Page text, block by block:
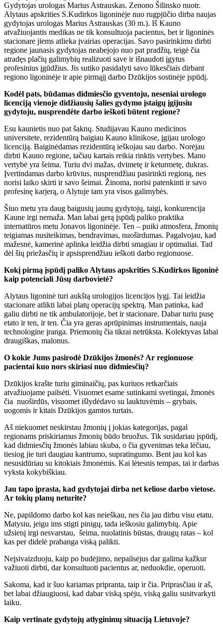
Gydytojas urologas Marius Astrauskas. Zenono Šilinsko nuotr.
Alytaus apskrities S.Kudirkos ligoninėje nuo rugpjūčio dirba naujas
gydytojas urologas Marius Astrauskas (30 m.). Iš Kauno
atvažiuojantis medikas ne tik konsultuoja pacientus, bet ir ligoninės
stacionare jiems atlieka įvairias operacijas. Savo pasirinkimu dirbti
regione jaunasis gydytojas neabejojo nuo pat pradžių, teigė čia
atradęs plačių galimybių realizuoti save ir išnaudoti įgytus
profesinius įgūdžius. Jis sutiko pasidalyti savo lūkesčiais dirbant
regiono ligoninėje ir apie pirmąjį darbo Dzūkijos sostinėje įspūdį.
Kodėl pats, būdamas didmiesčio gyventoju, neseniai urologo
licenciją vienoje didžiausių šalies gydymo įstaigų įgijusiu
gydytoju, nusprendėte darbo ieškoti būtent regione?
Esu kaunietis nuo pat šaknų. Studijavau Kauno medicinos
universitete, rezidentūrą baigiau Kauno klinikose, įgijau urologo
licenciją. Baiginėdamas rezidentūrą ieškojau sau darbo. Norėjau
dirbti Kauno regione, tačiau kartais reikia rinktis vertybes. Mano
vertybė yra šeima. Turiu dvi mažas, dvimetę ir keturmetę, dukras.
Įvertindamas darbo krūvius, nusprendžiau pasirinkti regioną, nes
norisi laiko skirti ir savo šeimai. Žinoma, norisi patenkinti ir savo
profesinę karjerą, o Alytuje tam yra visos galimybės.
Šiuo metu yra daug baigusių jaunų gydytojų, taigi, konkurencija
Kaune irgi nemaža. Man labai gerą įspūdį paliko praktika
internatūros metu Jonavos ligoninėje. Ten – puiki atmosfera, žmonių
teigiamas nusiteikimas, bendravimas, nuoširdumas. Pagalvojau, kad
mažesnė, kamerinė aplinka leidžia dirbti smagiau ir optimaliai. Tad
dėl šių priežasčių ir apsisprendžiau ieškoti darbo regionuose.
Kokį pirmą įspūdį paliko Alytaus apskrities S.Kudirkos ligoninė
kaip potenciali Jūsų darbovietė?
Alytaus ligoninė turi aukštą urologijos licencijos lygį. Tai leidžia
stacionare atlikti labai platų operacijų spektrą. Man patinka, kad
galiu dirbti ne tik ambulatorijoje, bet ir stacionare. Dabar turiu pusę
etato ir ten, ir ten. Čia yra geras aprūpinimas instrumentais, nauja
technologine įranga. Priemonių čia tikrai netrūksta. Kolektyvas labai
draugiškas, malonus.
O kokie Jums pasirodė Dzūkijos žmonės? Ar regionuose
pacientai kuo nors skiriasi nuo didmiesčių?
Dzūkijos krašte turiu giminaičių, pas kuriuos retkarčiais
atvažiuojame pailsėti. Visuomet esame sutinkami svetingai, žmonės
čia nuoširdūs, visuomet išlydėdavo su lauktuvėmis – grybais,
uogomis ir kitais Dzūkijos gamtos turtais.
Aš niekuomet neskirstau žmonių į jokias kategorijas, pagal
regionams priskiriamus žmonių būdo bruožus. Tik susidariau įspūdį,
kad didmiesčių žmonės labiau skuba, o čia gyvenimas teka lėčiau,
tiesiog jie turi daugiau kantrumo, supratingumo. Bent jau kol kas
nesusidūriau su kitokiais žmonėmis. Kai lėtesnis tempas, tai ir darbas
vyksta kokybiškiau.
Jau tapo įprasta, kad gydytojai dirba net keliose darbo vietose.
Ar tokių planų neturite?
Ne, papildomo darbo kol kas neieškau, nes čia jau dirbu visu etatu.
Matysiu, jeigu ims stigti pinigų, tada ieškosiu galimybių. Apie
užsienį irgi nesvarstau, šeima, nuolatinis būstas, draugų ratas – kol
kas per didelė prabanga viską palikti.
Neįsivaizduoju, kaip po budėjimo, nepailsėjus dar galima kažkur
važiuoti dirbti, dar konsultuoti pacientus ar, neduokdie, operuoti.
Sakoma, kad ir šuo kariamas pripranta, taip ir čia. Priprasčiau ir aš,
bet labai džiaugiuosi, kad dabar viską spėju, viską galiu susitvarkyti
laiku.
Kaip vertinate gydytojų atlyginimų situaciją Lietuvoje?